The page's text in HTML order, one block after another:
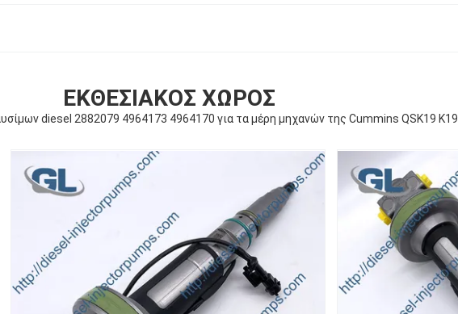
ΕΚΘΕΣΙΑΚΌΣ ΧΏΡΟΣ
diesel 2882079 4964173 4964170 για τα μέρη μηχανών της Cummins QSK19 K19